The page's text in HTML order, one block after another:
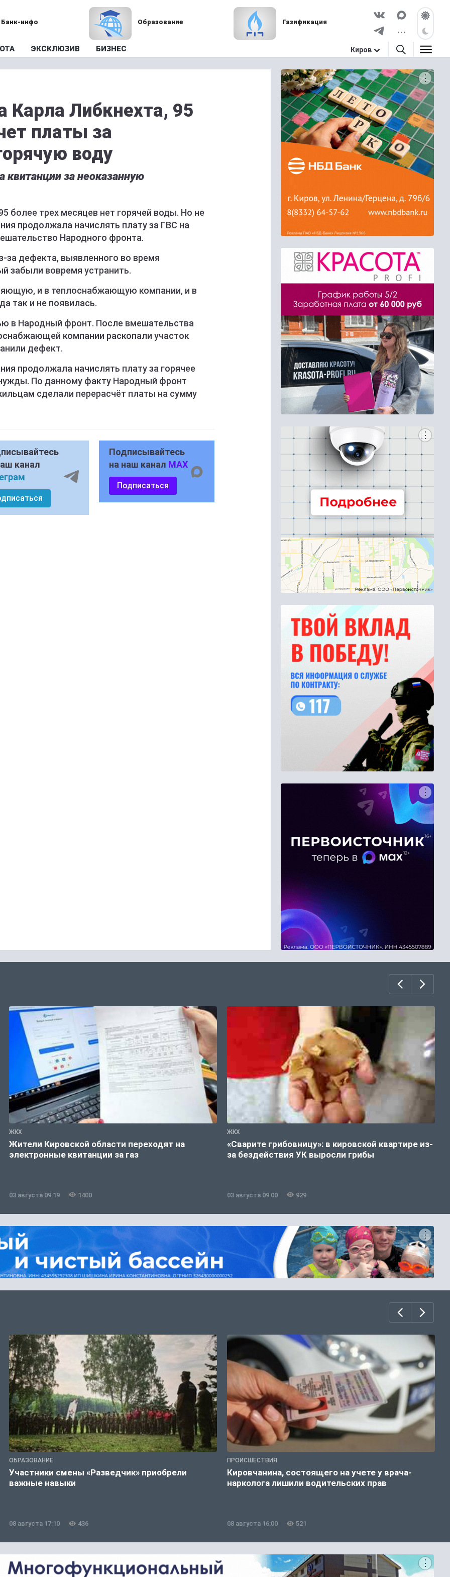
Банк-инфо Образование Газификация
ЭКСКЛЮЗИВ БИЗНЕС Киров
Либкнехта, 95
платы за
воду
за неоказанную
более трех месяцев нет горячей воды. Но не
продолжала начислять плату за ГВС на
Народного фронта.
за дефекта, выявленного во время
забыли вовремя устранить.
и в теплоснабжающую компании, и в
так и не появилась.
в Народный фронт. После вмешательства
компании раскопали участок
дефект.
продолжала начислять плату за горячее
По данному факту Народный фронт
сделали перерасчёт платы на сумму
канал
Подписывайтесь
на наш канал MAX
Подписаться
ЖКХ
Жители Кировской области переходят на
электронные квитанции за газ
03 августа 09:19 1400
ЖКХ
«Сварите грибовницу»: в кировской квартире из-
за бездействия УК выросли грибы
03 августа 09:00 929
ОБРАЗОВАНИЕ
Участники смены «Разведчик» приобрели
важные навыки
08 августа 17:10 436
ПРОИСШЕСТВИЯ
Кировчанина, состоящего на учете у врача-
нарколога лишили водительских прав
08 августа 16:00 521